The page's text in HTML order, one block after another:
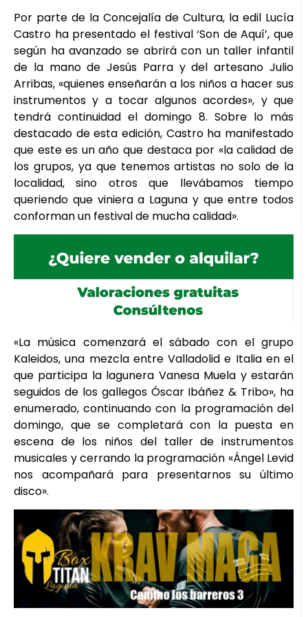
Por parte de la Concejalía de Cultura, la edil Lucía
Castro ha presentado el festival ‘Son de Aquí’, que
según ha avanzado se abrirá con un taller infantil
de la mano de Jesús Parra y del artesano Julio
Arribas, «quienes enseñarán a los niños a hacer sus
instrumentos y a tocar algunos acordes», y que
tendrá continuidad el domingo 8. Sobre lo más
destacado de esta edición, Castro ha manifestado
que este es un año que destaca por «la calidad de
los grupos, ya que tenemos artistas no solo de la
localidad, sino otros que llevábamos tiempo
queriendo que viniera a Laguna y que entre todos
conforman un festival de mucha calidad».
«La música comenzará el sábado con el grupo
Kaleidos, una mezcla entre Valladolid e Italia en el
que participa la lagunera Vanesa Muela y estarán
seguidos de los gallegos Óscar Ibáñez & Tribo», ha
enumerado, continuando con la programación del
domingo, que se completará con la puesta en
escena de los niños del taller de instrumentos
musicales y cerrando la programación «Ángel Levid
nos acompañará para presentarnos su último
disco».